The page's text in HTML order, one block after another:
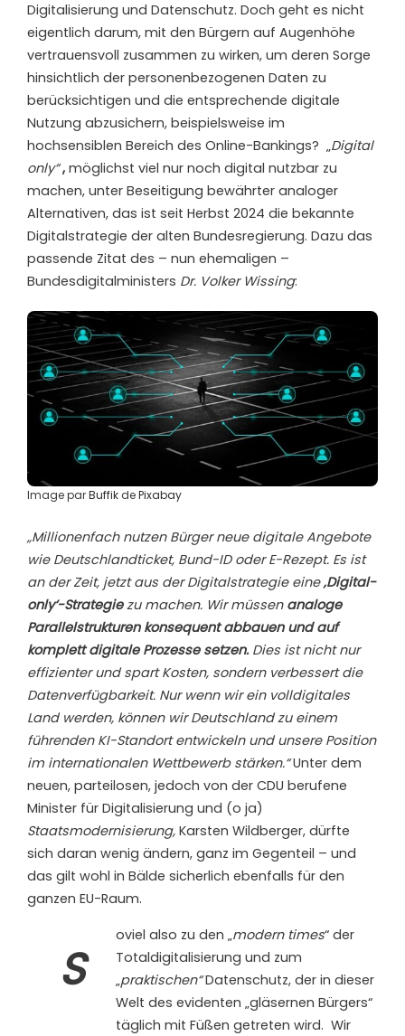
Digitalisierung und Datenschutz. Doch geht es nicht
eigentlich darum, mit den Bürgern auf Augenhöhe
vertrauensvoll zusammen zu wirken, um deren Sorge
hinsichtlich der personenbezogenen Daten zu
berücksichtigen und die entsprechende digitale
Nutzung abzusichern, beispielsweise im
hochsensiblen Bereich des Online-Bankings? „Digital
only“, möglichst viel nur noch digital nutzbar zu
machen, unter Beseitigung bewährter analoger
Alternativen, das ist seit Herbst 2024 die bekannte
Digitalstrategie der alten Bundesregierung. Dazu das
passende Zitat des – nun ehemaligen –
Bundesdigitalministers Dr. Volker Wissing:
Image parBuffik dePixabay
„Millionenfach nutzen Bürger neue digitale Angebote
wie Deutschlandticket, Bund-ID oder E-Rezept. Es ist
an der Zeit, jetzt aus der Digitalstrategie eine‚Digital-
only‘-Strategiezu machen. Wir müssen analoge
Parallelstrukturen konsequent abbauen und auf
komplett digitale Prozesse setzen. Dies ist nicht nur
effizienter und spart Kosten, sondern verbessert die
Datenverfügbarkeit. Nur wenn wir ein volldigitales
Land werden, können wir Deutschland zu einem
führenden KI-Standort entwickeln und unsere Position
im internationalen Wettbewerb stärken.“Unter dem
neuen, parteilosen, jedoch von der CDU berufene
Minister für Digitalisierung und (o ja)
Staatsmodernisierung, Karsten Wildberger, dürfte
sich daran wenig ändern, ganz im Gegenteil – und
das gilt wohl in Bälde sicherlich ebenfalls für den
ganzen EU-Raum.
S
oviel also zu den „modern times“ der
Totaldigitalisierung und zum
„praktischen“Datenschutz, der in dieser
Welt des evidenten „gläsernen Bürgers“
täglich mit Füßen getreten wird. Wir